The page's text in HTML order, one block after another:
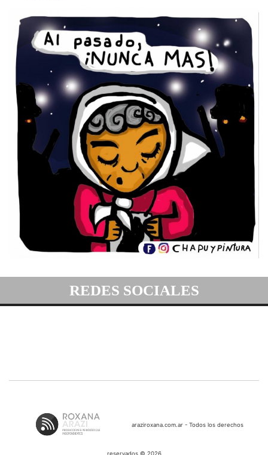
REDES SOCIALES
araziroxana.com.ar - Todos los derechos